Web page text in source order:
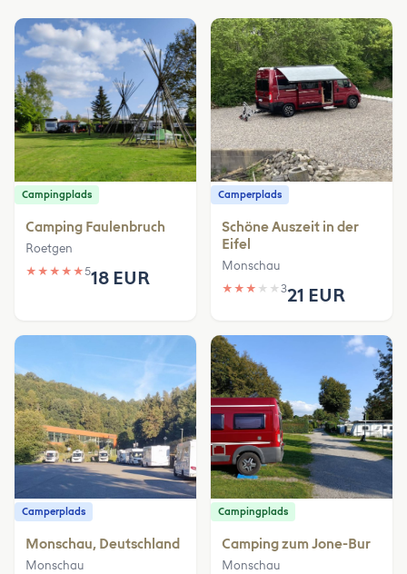
Campingplads
Camping Faulenbruch
Roetgen
★ ★ ★ ★ ★518 EUR
Camperplads
Schöne Auszeit in der
Eifel
Monschau
★ ★ ★ ★ ★ 321 EUR
Camperplads
Monschau, Deutschland
Monschau
Campingplads
Camping zum Jone-Bur
Monschau